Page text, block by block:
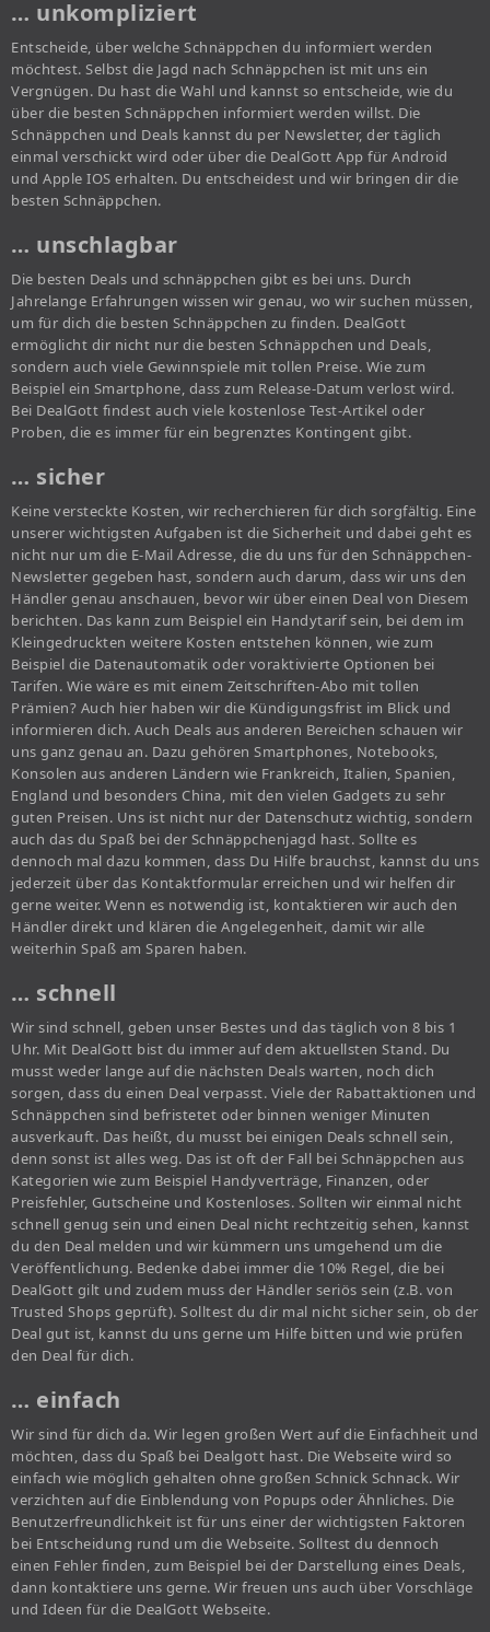
… unkompliziert
Entscheide, über welche Schnäppchen du informiert werden
möchtest. Selbst die Jagd nach Schnäppchen ist mit uns ein
Vergnügen. Du hast die Wahl und kannst so entscheide, wie du
über die besten Schnäppchen informiert werden willst. Die
Schnäppchen und Deals kannst du per Newsletter, der täglich
einmal verschickt wird oder über die DealGott App für Android
und Apple IOS erhalten. Du entscheidest und wir bringen dir die
besten Schnäppchen.
… unschlagbar
Die besten Deals und schnäppchen gibt es bei uns. Durch
Jahrelange Erfahrungen wissen wir genau, wo wir suchen müssen,
um für dich die besten Schnäppchen zu finden. DealGott
ermöglicht dir nicht nur die besten Schnäppchen und Deals,
sondern auch viele Gewinnspiele mit tollen Preise. Wie zum
Beispiel ein Smartphone, dass zum Release-Datum verlost wird.
Bei DealGott findest auch viele kostenlose Test-Artikel oder
Proben, die es immer für ein begrenztes Kontingent gibt.
… sicher
Keine versteckte Kosten, wir recherchieren für dich sorgfältig. Eine
unserer wichtigsten Aufgaben ist die Sicherheit und dabei geht es
nicht nur um die E-Mail Adresse, die du uns für den Schnäppchen-
Newsletter gegeben hast, sondern auch darum, dass wir uns den
Händler genau anschauen, bevor wir über einen Deal von Diesem
berichten. Das kann zum Beispiel ein Handytarif sein, bei dem im
Kleingedruckten weitere Kosten entstehen können, wie zum
Beispiel die Datenautomatik oder voraktivierte Optionen bei
Tarifen. Wie wäre es mit einem Zeitschriften-Abo mit tollen
Prämien? Auch hier haben wir die Kündigungsfrist im Blick und
informieren dich. Auch Deals aus anderen Bereichen schauen wir
uns ganz genau an. Dazu gehören Smartphones, Notebooks,
Konsolen aus anderen Ländern wie Frankreich, Italien, Spanien,
England und besonders China, mit den vielen Gadgets zu sehr
guten Preisen. Uns ist nicht nur der Datenschutz wichtig, sondern
auch das du Spaß bei der Schnäppchenjagd hast. Sollte es
dennoch mal dazu kommen, dass Du Hilfe brauchst, kannst du uns
jederzeit über das Kontaktformular erreichen und wir helfen dir
gerne weiter. Wenn es notwendig ist, kontaktieren wir auch den
Händler direkt und klären die Angelegenheit, damit wir alle
weiterhin Spaß am Sparen haben.
… schnell
Wir sind schnell, geben unser Bestes und das täglich von 8 bis 1
Uhr. Mit DealGott bist du immer auf dem aktuellsten Stand. Du
musst weder lange auf die nächsten Deals warten, noch dich
sorgen, dass du einen Deal verpasst. Viele der Rabattaktionen und
Schnäppchen sind befristetet oder binnen weniger Minuten
ausverkauft. Das heißt, du musst bei einigen Deals schnell sein,
denn sonst ist alles weg. Das ist oft der Fall bei Schnäppchen aus
Kategorien wie zum Beispiel Handyverträge, Finanzen, oder
Preisfehler, Gutscheine und Kostenloses. Sollten wir einmal nicht
schnell genug sein und einen Deal nicht rechtzeitig sehen, kannst
du den Deal melden und wir kümmern uns umgehend um die
Veröffentlichung. Bedenke dabei immer die 10% Regel, die bei
DealGott gilt und zudem muss der Händler seriös sein (z.B. von
Trusted Shops geprüft). Solltest du dir mal nicht sicher sein, ob der
Deal gut ist, kannst du uns gerne um Hilfe bitten und wie prüfen
den Deal für dich.
… einfach
Wir sind für dich da. Wir legen großen Wert auf die Einfachheit und
möchten, dass du Spaß bei Dealgott hast. Die Webseite wird so
einfach wie möglich gehalten ohne großen Schnick Schnack. Wir
verzichten auf die Einblendung von Popups oder Ähnliches. Die
Benutzerfreundlichkeit ist für uns einer der wichtigsten Faktoren
bei Entscheidung rund um die Webseite. Solltest du dennoch
einen Fehler finden, zum Beispiel bei der Darstellung eines Deals,
dann kontaktiere uns gerne. Wir freuen uns auch über Vorschläge
und Ideen für die DealGott Webseite.